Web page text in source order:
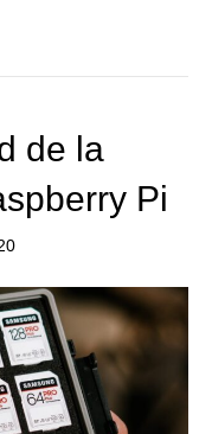
de la
Pi